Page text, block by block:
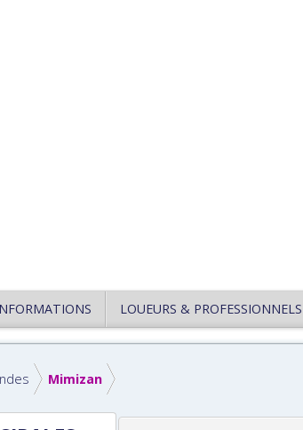
LOUEURS & PROFESSIONNELS
Mimizan